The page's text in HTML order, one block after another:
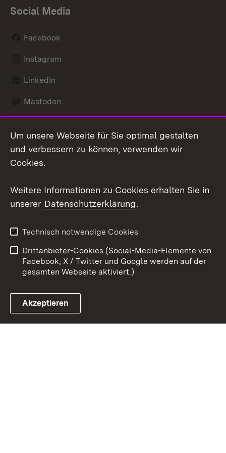
Social Media
Facebook
Instagram
LinkedIn
Mastodon
X / Twitter
Youtube
Link zum Landesportal
Kontakt
Datenschutz
Barrierefreiheit
Impressum Cookies
Um unsere Webseite für Sie optimal gestalten
und verbessern zu können, verwenden wir
Cookies.
Weitere Informationen zu Cookies erhalten Sie in
unserer Datenschutzerklärung.
Technisch notwendige Cookies
Drittanbieter-Cookies (Social-Media-Elemente von
Facebook, X / Twitter und Google werden auf der
gesamten Webseite aktiviert.)
Akzeptieren